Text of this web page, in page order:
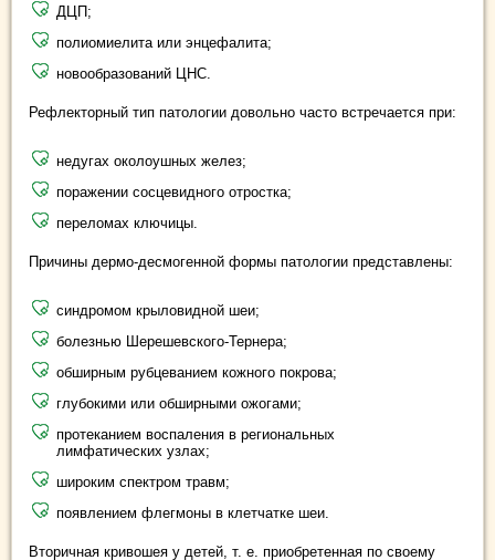
ДЦП;
полиомиелита или энцефалита;
новообразований ЦНС.
Рефлекторный тип патологии довольно часто встречается при:
недугах околоушных желез;
поражении сосцевидного отростка;
переломах ключицы.
Причины дермо-десмогенной формы патологии представлены:
синдромом крыловидной шеи;
болезнью Шерешевского-Тернера;
обширным рубцеванием кожного покрова;
глубокими или обширными ожогами;
протеканием воспаления в региональных
лимфатических узлах;
широким спектром травм;
появлением флегмоны в клетчатке шеи.
Вторичная кривошея у детей, т. е. приобретенная по своему